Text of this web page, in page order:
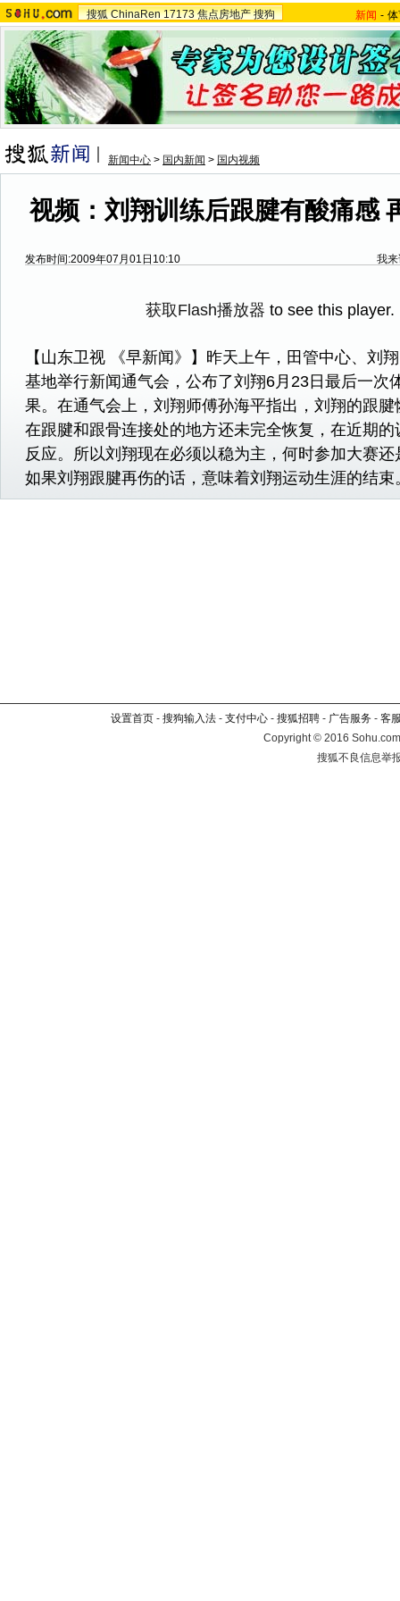
搜狐 ChinaRen 17173 焦点房地产 搜狗 新闻 -
新闻中心 > 国内新闻 > 国内视频
视频：刘翔训练后跟腱有酸痛感
发布时间:2009年07月01日10:10 我
获取Flash播放器 to see this player.
【山东卫视 《早新闻》】昨天上午，田管中心、刘
基地举行新闻通气会，公布了刘翔6月23日最后一次
果。在通气会上，刘翔师傅孙海平指出，刘翔的跟腱
在跟腱和跟骨连接处的地方还未完全恢复，在近期的
反应。所以刘翔现在必须以稳为主，何时参加大赛
如果刘翔跟腱再伤的话，意味着刘翔运动生涯的结束
设置首页 - 搜狗输入法 - 支付中心 - 搜狐招聘 - 广告服务 - 客
Copyright©2016
搜狐不良信息举